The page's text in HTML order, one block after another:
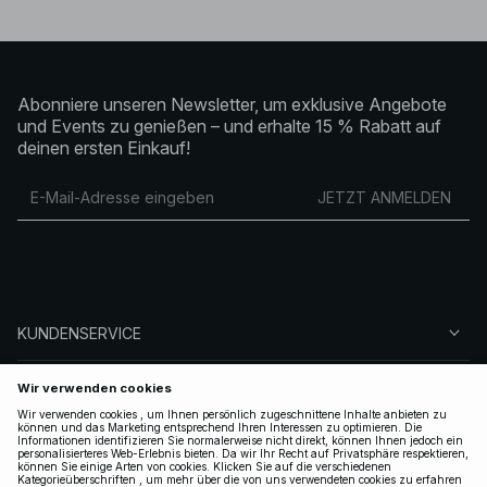
Abonniere unseren Newsletter, um exklusive Angebote
und Events zu genießen – und erhalte 15 % Rabatt auf
deinen ersten Einkauf!
JETZT ANMELDEN
KUNDENSERVICE
ÜBER NA-KD
FOLGEN SIE UNS